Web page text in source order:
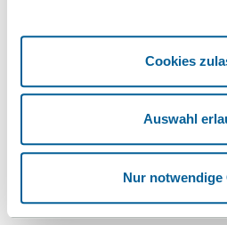
Cookies
Auswahl
Nur notwendige